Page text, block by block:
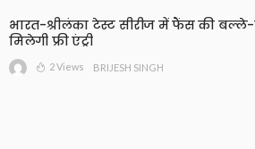
भारत-श्रीलंका टेस्ट सीरीज में फैंस की
मिलेगी फ्री एंट्री
2 Views BRIJESH SINGH